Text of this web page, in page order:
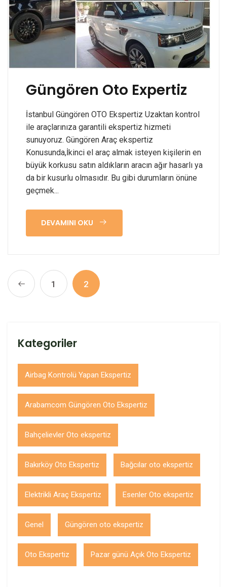
Güngören Oto Expertiz
İstanbul Güngören OTO Ekspertiz Uzaktan kontrol
ile araçlarınıza garantili ekspertiz hizmeti
sunuyoruz. Güngören Araç ekspertiz
Konusunda,İkinci el araç almak isteyen kişilerin en
büyük korkusu satın aldıkların aracın ağır hasarlı ya
da bir kusurlu olmasıdır. Bu gibi durumların önüne
geçmek...
DEVAMINI OKU
1 2
Kategoriler
Airbag Kontrolü Yapan Ekspertiz
Arabamcom Güngören Oto Ekspertiz
Bahçelievler Oto ekspertiz
Bakırköy Oto Ekspertiz Bağcılar oto ekspertiz
Elektrikli Araç Ekspertiz Esenler Oto ekspertiz
Genel Güngören oto ekspertiz
Oto Ekspertiz Pazar günü Açık Oto Ekspertiz